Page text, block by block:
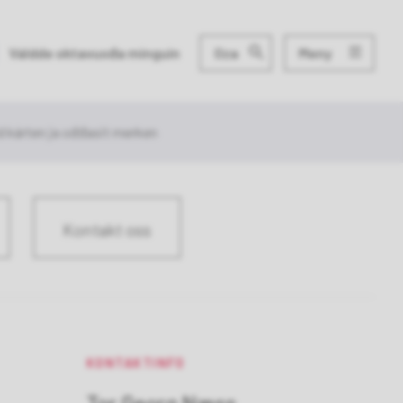
Váldde oktavuođa minguin Oza Meny
kárten ja ođđasit merken
Kontakt oss
KONTAKTINFO